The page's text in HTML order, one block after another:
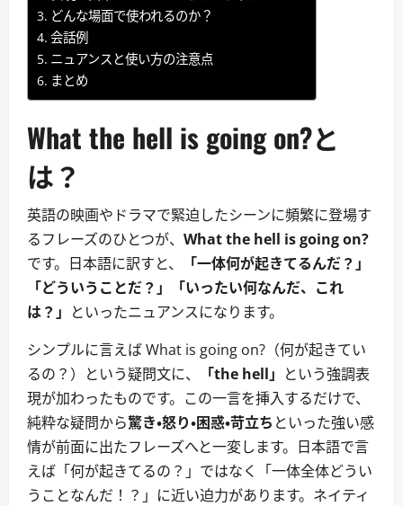
どんな場面で使われるのか？
会話例
ニュアンスと使い方の注意点
まとめ
What the hell is going on?と
は？
英語の映画やドラマで緊迫したシーンに頻繁に登場す
るフレーズのひとつが、 What the hell is going on?
です。日本語に訳すと、
「一体何が起きてるんだ？」
「どういうことだ？」「いったい何なんだ、これ
は？」 といったニュアンスになります。
シンプルに言えば What is going on?（何が起きてい
るの？）という疑問文に、
「the hell」 という強調表
現が加わったものです。この一言を挿入するだけで、
純粋な疑問から驚き・怒り・困惑・苛立ち といった強い感
情が前面に出たフレーズへと一変します。日本語で言
えば「何が起きてるの？」ではなく「一体全体どうい
うことなんだ！？」に近い迫力があります。ネイティ